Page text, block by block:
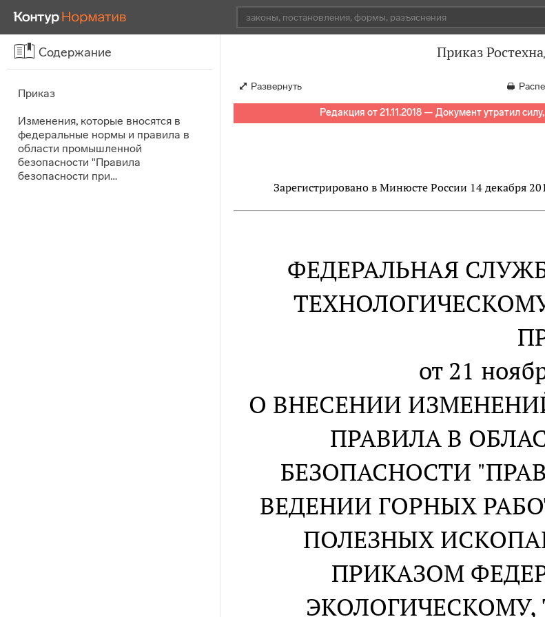
Содержание
Приказ
Изменения, которые вносятся в
федеральные нормы и правила в
области промышленной
безопасности "Правила
безопасности при…
Приказ
Развернуть
Редакция от 21.11.2018 — Документ утратил
Зарегистрировано в Минюсте России 14 декабря
ФЕДЕРАЛЬНАЯ
от 21
О ВНЕСЕНИИ
ПРАВИЛА В
БЕЗОПАСНОСТИ
ВЕДЕНИИ ГОРНЫХ
ПОЛЕЗНЫХ
ПРИКАЗОМ